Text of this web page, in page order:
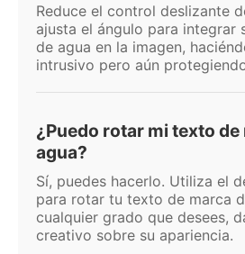
Reduce el control deslizante
ajusta el ángulo para integrar
de agua en la imagen,
intrusivo pero aún
¿Puedo rotar mi texto de
agua?
Sí, puedes hacerlo. Utiliza el
para rotar tu texto de marca
cualquier grado que desees,
creativo sobre su apariencia.